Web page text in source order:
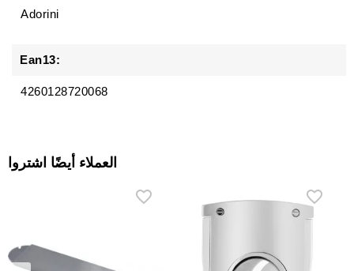
Adorini
Ean13:
4260128720068
العملاء أيضًا اشتروا